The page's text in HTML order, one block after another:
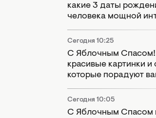
какие 3 даты
человека мощной
Сегодня 10:25
С Яблочным
красивые картинки и
которые порадуют
Сегодня 10:05
С Яблочным Спасом